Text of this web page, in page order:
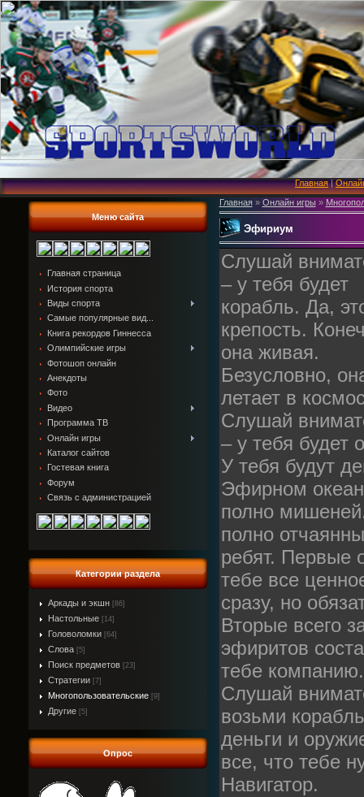
Главная|
Меню сайта
Главная страница
История спорта
Виды спорта
Самые популярные вид...
Книга рекордов Гиннесса
Олимпийские игры
Фотошоп онлайн
Анекдоты
Фото
Видео
Программа ТВ
Онлайн игры
Каталог сайтов
Гостевая книга
Форум
Связь с администрацией
Категории раздела
Аркады и экшн [86]
Настольные [14]
Головоломки [64]
Слова [5]
Поиск предметов [23]
Стратегии [7]
Многопользовательские [9]
Другие [5]
Опрос
Главная» Онлайн игры»
Эфириум
Слушай
– у тебя будет
корабль. Да,
крепость.
она живая.
Безусловно,
летает в
Слушай
– у тебя будет
У тебя будут
Эфирном
полно
полно
ребят. Первые
тебе все
сразу, но
Вторые всего
эфиритов
тебе компанию.
Слушай
возьми
деньги и
все, что тебе
Навигатор.